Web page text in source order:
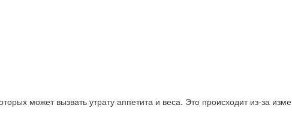
может вызвать утрату аппетита и веса. Это происходит из-за